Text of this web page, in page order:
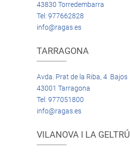
43830 Torredembarra
Tel: 977662828
info@ragas.es
TARRAGONA
Avda. Prat de la Riba, 4 Bajos
43001 Tarragona
Tel: 977051800
info@ragas.es
VILANOVA I LA GELTRÚ